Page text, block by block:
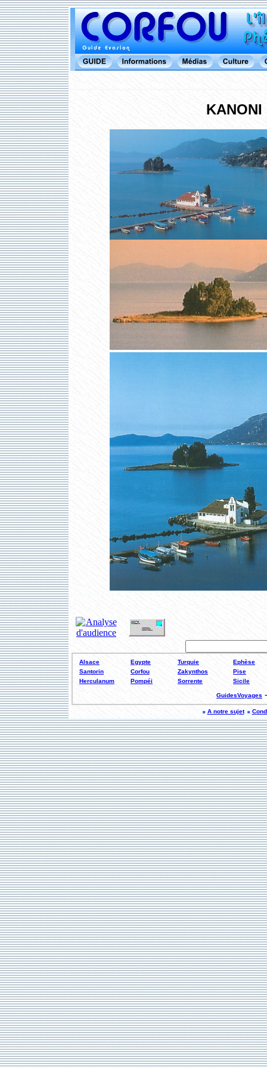
KANONI
Alsace Egypte Turquie
Ephèse
Santorin
Corfou Zakynthos
Pise
Herculanum
Pompéi Sorrente Sicile
GuidesVoyages
A notre sujet